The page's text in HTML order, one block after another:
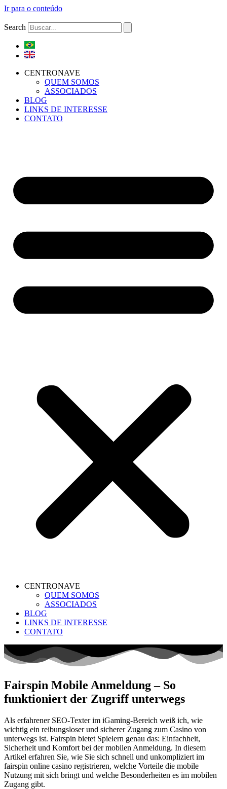
Ir para o conteúdo
Search
CENTRONAVE
QUEM SOMOS
ASSOCIADOS
BLOG
LINKS DE INTERESSE
CONTATO
CENTRONAVE
QUEM SOMOS
ASSOCIADOS
BLOG
LINKS DE INTERESSE
CONTATO
Fairspin Mobile Anmeldung – So
funktioniert der Zugriff unterwegs
Als erfahrener SEO-Texter im iGaming-Bereich weiß ich, wie
wichtig ein reibungsloser und sicherer Zugang zum Casino von
unterwegs ist. Fairspin bietet Spielern genau das: Einfachheit,
Sicherheit und Komfort bei der mobilen Anmeldung. In diesem
Artikel erfahren Sie, wie Sie sich schnell und unkompliziert im
fairspin online casino registrieren, welche Vorteile die mobile
Nutzung mit sich bringt und welche Besonderheiten es im mobilen
Zugang gibt.